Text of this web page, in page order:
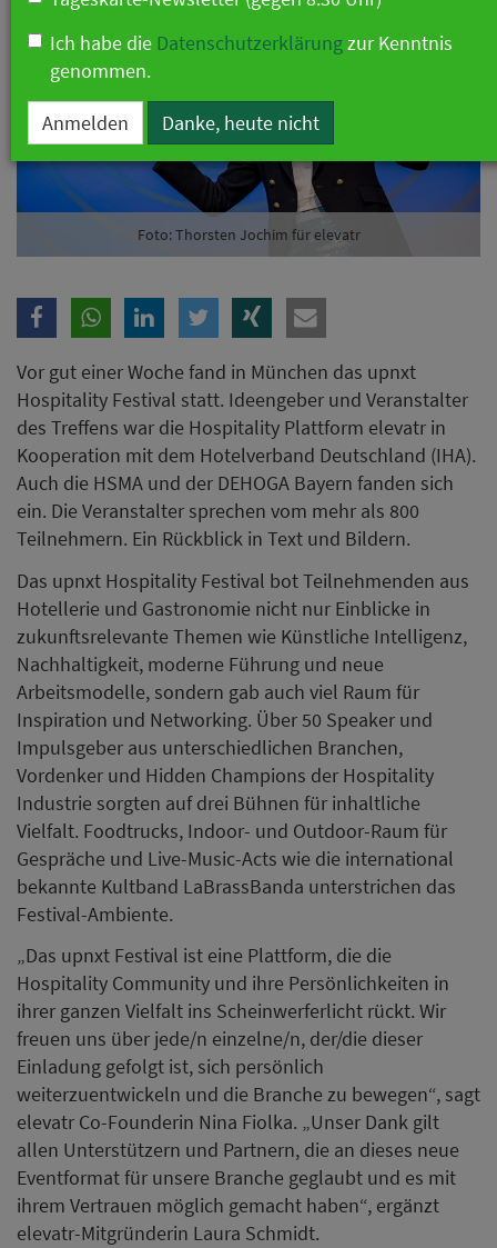
Foto: Thorsten Jochim für elevatr
Vor gut einer Woche fand in München das upnxt
Hospitality Festival statt. Ideengeber und Veranstalter
des Treffens war die Hospitality Plattform elevatr in
Kooperation mit dem Hotelverband Deutschland (IHA).
Auch die HSMA und der DEHOGA Bayern fanden sich
ein. Die Veranstalter sprechen vom mehr als 800
Teilnehmern. Ein Rückblick in Text und Bildern.
Das upnxt Hospitality Festival bot Teilnehmenden aus
Hotellerie und Gastronomie nicht nur Einblicke in
zukunftsrelevante Themen wie Künstliche Intelligenz,
Nachhaltigkeit, moderne Führung und neue
Arbeitsmodelle, sondern gab auch viel Raum für
Inspiration und Networking. Über 50 Speaker und
Impulsgeber aus unterschiedlichen Branchen,
Vordenker und Hidden Champions der Hospitality
Industrie sorgten auf drei Bühnen für inhaltliche
Vielfalt. Foodtrucks, Indoor- und Outdoor-Raum für
Gespräche und Live-Music-Acts wie die international
bekannte Kultband LaBrassBanda unterstrichen das
Festival-Ambiente.
„Das upnxt Festival ist eine Plattform, die die
Hospitality Community und ihre Persönlichkeiten in
ihrer ganzen Vielfalt ins Scheinwerferlicht rückt. Wir
freuen uns über jede/n einzelne/n, der/die dieser
Einladung gefolgt ist, sich persönlich
weiterzuentwickeln und die Branche zu bewegen“, sagt
elevatr Co-Founderin Nina Fiolka. „Unser Dank gilt
allen Unterstützern und Partnern, die an dieses neue
Eventformat für unsere Branche geglaubt und es mit
ihrem Vertrauen möglich gemacht haben“, ergänzt
elevatr-Mitgründerin Laura Schmidt.
Ich habe die Datenschutzerklärungzur Kenntnis
genommen.
Anmelden Danke, heute nicht